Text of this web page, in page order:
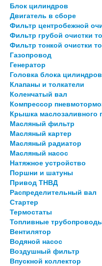
Блок цилиндров
Двигатель в сборе
Фильтр центробежной
Фильтр грубой очистки
Фильтр тонкой очистки
Газопровод
Генератор
Головка блока цилиндров
Клапаны и толкатели
Коленчатый вал
Компрессор
Крышка маслозаливного
Масляный фильтр
Масляный картер
Масляный радиатор
Масляный насос
Натяжное устройство
Поршни и шатуны
Привод ТНВД
Распределительный вал
Стартер
Термостаты
Топливные
Вентилятор
Водяной насос
Воздушный фильтр
Впускной коллектор